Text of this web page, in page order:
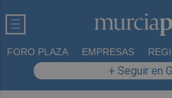
FORO PLAZA EMPRESAS
+ Seguir en